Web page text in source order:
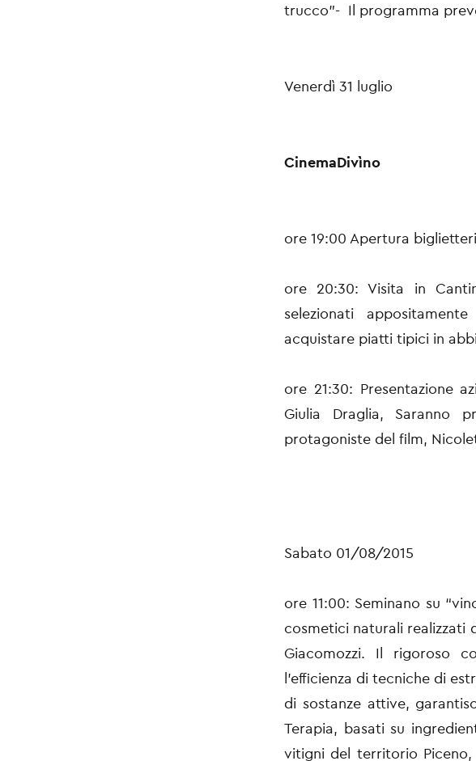
trucco"- Il programma
Venerdì 31 luglio
CinemaDivìno
ore 19:00 Apertura
ore 20:30: Visita in
selezionati
acquistare piatti tipici in
ore 21:30: Presentazione
Giulia Draglia, Saranno
protagoniste del film,
Sabato 01/08/2015
ore 11:00: Seminano su “
cosmetici naturali realizzati
Giacomozzi. Il rigoroso
l'efficienza di tecniche di
di sostanze attive,
Terapia, basati su
vitigni del territorio